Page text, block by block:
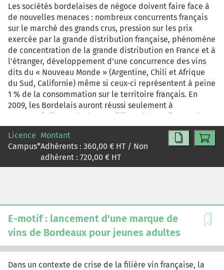
Les sociétés bordelaises de négoce doivent faire face à
de nouvelles menaces : nombreux concurrents français
sur le marché des grands crus, pression sur les prix
exercée par la grande distribution française, phénomène
de concentration de la grande distribution en France et à
l'étranger, développement d'une concurrence des vins
dits du « Nouveau Monde » (Argentine, Chili et Afrique
du Sud, Californie) même si ceux-ci représentent à peine
1 % de la consommation sur le territoire français. En
2009, les Bordelais auront réussi seulement à
commercialiser près de 5,4 millions d'hectolitres : plus
d'un million n'ont pas trouvé preneur et sont venus
grossir les stocks. Cette situation tend à perdurer dans le
temps depuis une décennie malgré de très bons
millésimes (2005, 2009). Cette problématique de
évolution et qui atteint 290 millions d'hectolitres de vins
et, de l'autre, une consommation plus difficile à prévoir
et dont la croissance est moindre puisqu'elle plafonne à
240 millions d'hectolitres
Licence
Campus*
Montant
Adhérents : 360,00 € HT / Non
adhérent : 720,00 € HT
E-motif : lancement d'une marque de
vins de Bordeaux pour jeunes adultes
Dans un contexte de crise de la filière vin française, la